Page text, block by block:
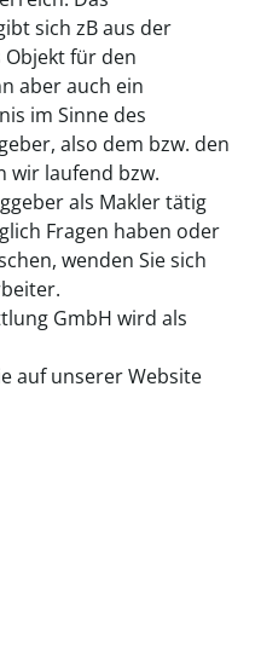
sich zB aus der
Objekt für den
aber auch ein
im Sinne des
also dem bzw. den
wir laufend bzw.
als Makler tätig
Fragen haben oder
wenden Sie sich
GmbH wird als
auf unserer Website